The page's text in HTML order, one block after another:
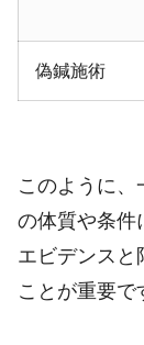
偽鍼施術
このように、
の体質や条件
エビデンスと
ことが重要で